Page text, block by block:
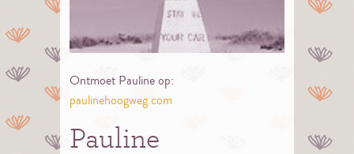
Ontmoet Pauline op:
paulinehoogweg.com
Pauline